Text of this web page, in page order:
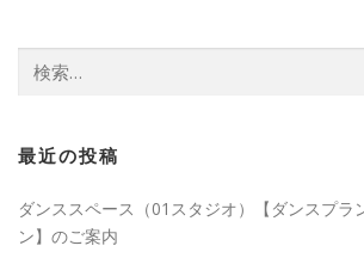
索:
最近の投稿
ダンススペース（01スタジオ）【ダンスプラ
ン】のご案内